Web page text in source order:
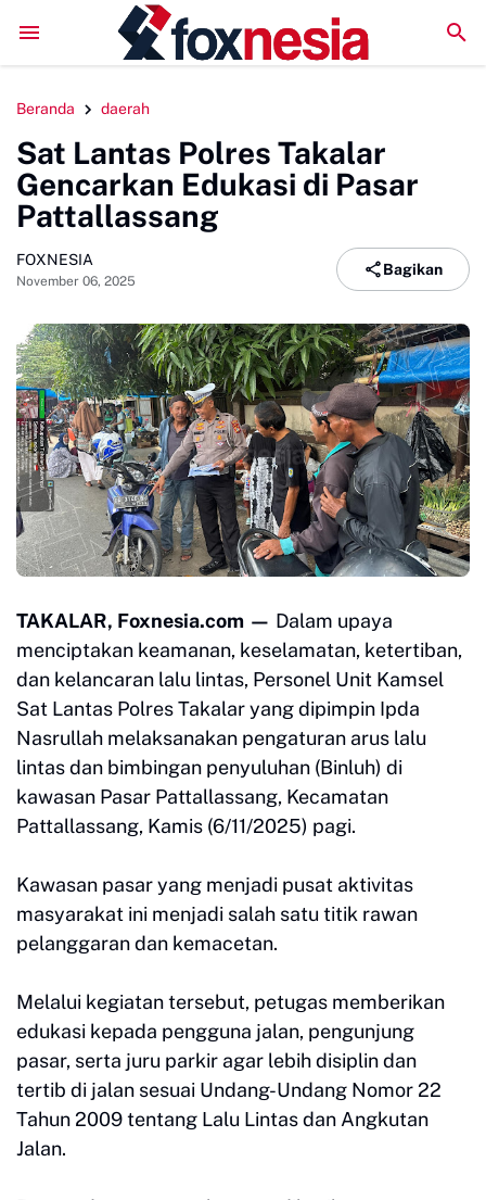
LPM Penalaran UNM Gelar Sidang Pleno, Evaluasi
Beranda daerah
Sat Lantas Polres Takalar
Gencarkan Edukasi di Pasar
Pattallassang
FOXNESIA
November 06, 2025
Bagikan
TAKALAR, Foxnesia.com — Dalam upaya
menciptakan keamanan, keselamatan, ketertiban,
dan kelancaran lalu lintas, Personel Unit Kamsel
Sat Lantas Polres Takalar yang dipimpin Ipda
Nasrullah melaksanakan pengaturan arus lalu
lintas dan bimbingan penyuluhan (Binluh) di
kawasan Pasar Pattallassang, Kecamatan
Pattallassang, Kamis (6/11/2025) pagi.
Kawasan pasar yang menjadi pusat aktivitas
masyarakat ini menjadi salah satu titik rawan
pelanggaran dan kemacetan.
Melalui kegiatan tersebut, petugas memberikan
edukasi kepada pengguna jalan, pengunjung
pasar, serta juru parkir agar lebih disiplin dan
tertib di jalan sesuai Undang-Undang Nomor 22
Tahun 2009 tentang Lalu Lintas dan Angkutan
Jalan.